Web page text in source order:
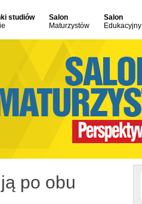
studiów
Salon
Maturzystów
Salon
Edukacyjny
po obu